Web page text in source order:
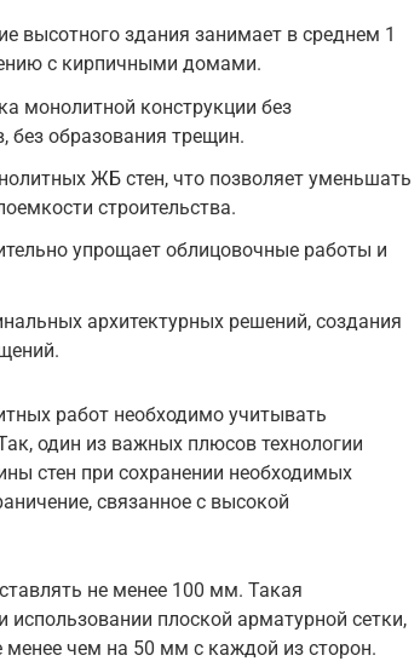
высотного здания занимает в среднем 1
с кирпичными домами.
монолитной конструкции без
без образования трещин.
ЖБ стен, что позволяет уменьшать
строительства.
упрощает облицовочные работы и
архитектурных решений, создания
работ необходимо учитывать
один из важных плюсов технологии
стен при сохранении необходимых
связанное с высокой
не менее 100 мм. Такая
плоской арматурной сетки,
чем на 50 мм с каждой из сторон.